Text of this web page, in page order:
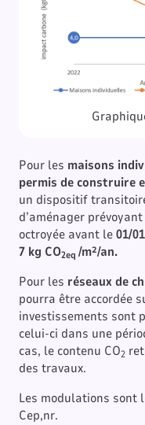
Pour les maisons
permis de construire
un dispositif
d’aménager
octroyée avant le01/
7 kg CO2eq /m²/an.
Pour les réseaux de
pourra être accordée
investissements sont
celui-ci dans une
cas, le contenu CO2
des travaux.
Les modulations sont
Cep,nr.